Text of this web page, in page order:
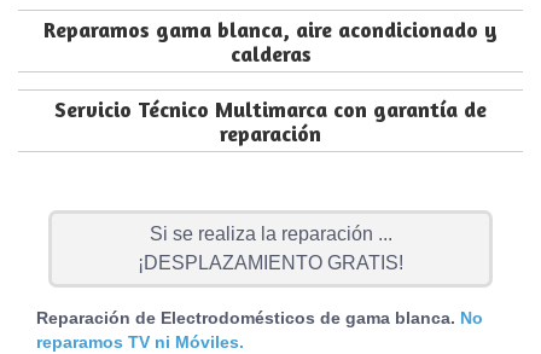
Reparamos gama blanca, aire acondicionado y
calderas
Servicio Técnico Multimarca con garantía de
reparación
Si se realiza la reparación ...
¡DESPLAZAMIENTO GRATIS!
Reparación de Electrodomésticos de gama blanca. No
reparamos TV ni Móviles.